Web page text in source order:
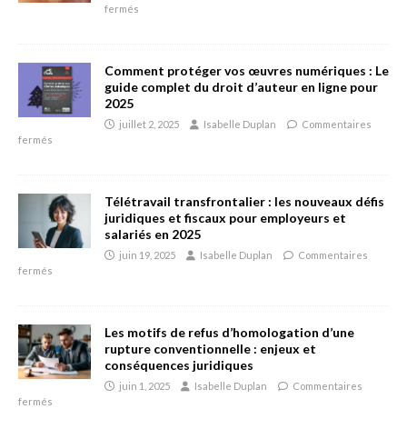
fermés
Comment protéger vos œuvres numériques : Le
guide complet du droit d’auteur en ligne pour
2025
juillet 2, 2025 Isabelle Duplan
Commentaires
fermés
Télétravail transfrontalier : les nouveaux défis
juridiques et fiscaux pour employeurs et
salariés en 2025
juin 19, 2025 Isabelle Duplan
Commentaires
fermés
Les motifs de refus d’homologation d’une
rupture conventionnelle : enjeux et
conséquences juridiques
juin 1, 2025 Isabelle Duplan
Commentaires
fermés